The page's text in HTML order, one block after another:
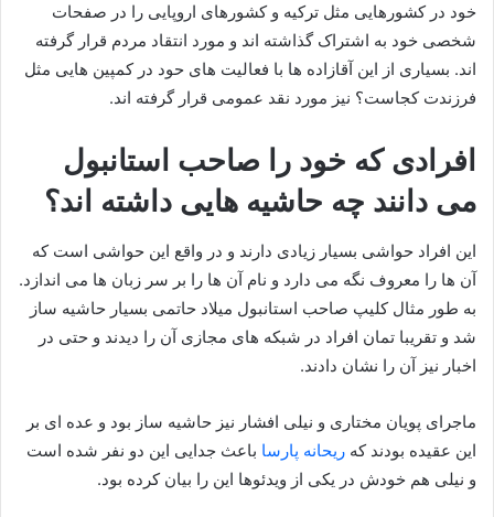
خود در کشورهایی مثل ترکیه و کشورهای اروپایی را در صفحات
شخصی خود به اشتراک گذاشته اند و مورد انتقاد مردم قرار گرفته
اند. بسیاری از این آقازاده ها با فعالیت های حود در کمپین‌ هایی مثل
فرزندت کجاست؟ نیز مورد نقد عمومی قرار گرفته‌ اند.
افرادی که خود را صاحب استانبول
می دانند چه حاشیه هایی داشته اند؟
این افراد حواشی بسیار زیادی دارند و در واقع این حواشی است که
آن ها را معروف نگه می دارد و نام آن ها را بر سر زبان ها می اندازد.
به طور مثال کلیپ صاحب استانبول میلاد حاتمی بسیار حاشیه ساز
شد و تقریبا تمان افراد در شبکه های مجازی آن را دیدند و حتی در
اخبار نیز آن را نشان دادند.
ماجرای پویان مختاری و نیلی افشار نیز حاشیه ساز بود و عده ای بر
این عقیده بودند که ریحانه پارسا باعث جدایی این دو نفر شده است
و نیلی هم خودش در یکی از ویدئوها این را بیان کرده بود.